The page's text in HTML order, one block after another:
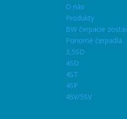
O nás
Produkty
BW čerpacie
Ponorné čerpadlá
3,5SD
4SD
4ST
4SP
4SV/5SV